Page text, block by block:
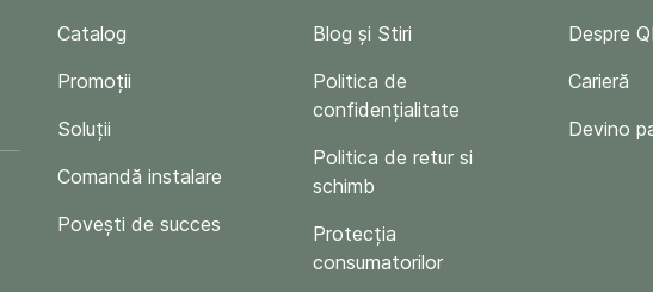
Catalog
Promoții
Soluții
Comandă instalare
Povești de succes
Blog și Stiri
Politica de
confidențialitate
Politica de retur si
schimb
Protecția
consumatorilor
Despre
Carieră
Devino